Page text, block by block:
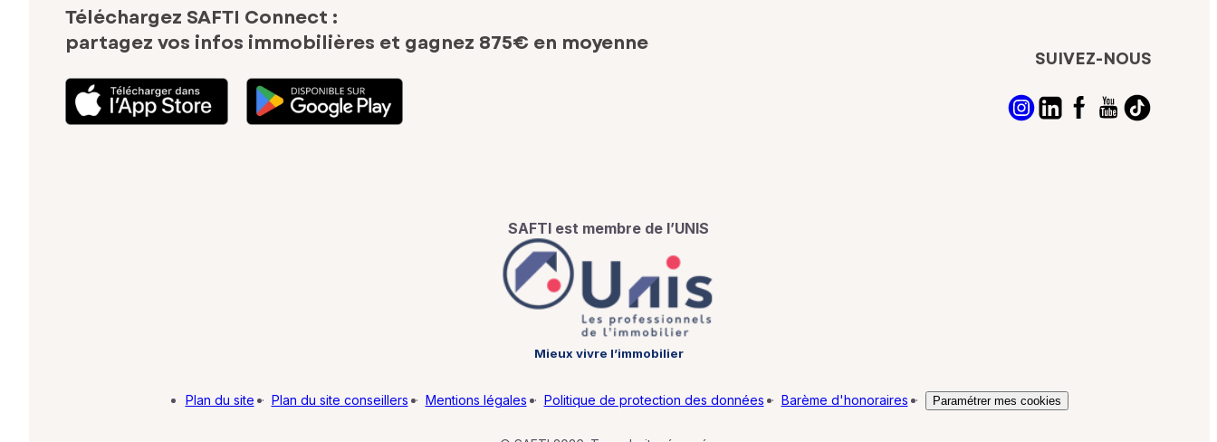
Téléchargez SAFTI Connect :
partagez vos infos immobilières et gagnez 875€ en moyenne
SUIVEZ-NOUS
SAFTI est membre de l’UNIS
Mieux vivre l’immobilier
Plan du site · Plan du site conseillers · Mentions légales · Politique de protection des données · Barème d'honoraires · Paramétrer mes cookies